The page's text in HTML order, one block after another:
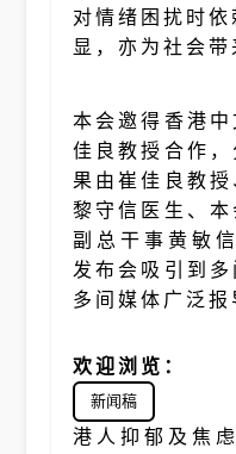
对情绪困扰时
显，亦为社会带
本会邀得香港
佳良教授合作
果由崔佳良教
黎守信医生、
副总干事黄敏
发布会吸引到
多间媒体广泛报
欢迎浏览：
新闻稿
港人抑郁及焦